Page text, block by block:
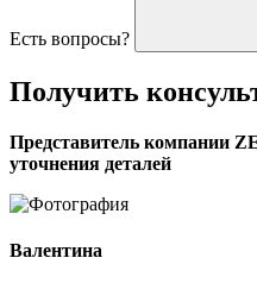
Есть вопросы?
Получить
Представитель компании
уточнения деталей
Валентина